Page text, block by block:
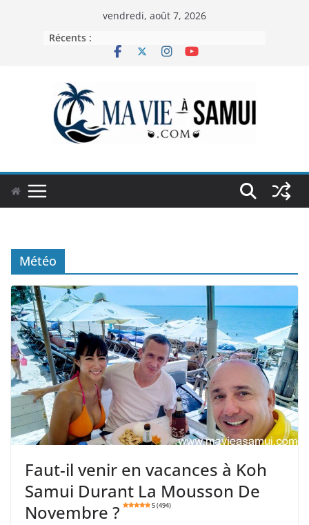
vendredi, août 7, 2026
Récents :
Météo
Faut-il venir en vacances à Koh
Samui Durant La Mousson De
Novembre ?
5 (494)